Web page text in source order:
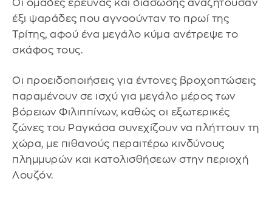
Οι ομάδες έρευνας και διάσωσης αναζητούσαν
έξι ψαράδες που αγνοούνταν το πρωί της
Τρίτης, αφού ένα μεγάλο κύμα ανέτρεψε το
σκάφος τους.
Οι προειδοποιήσεις για έντονες βροχοπτώσεις
παραμένουν σε ισχύ για μεγάλο μέρος των
βόρειων Φιλιππίνων, καθώς οι εξωτερικές
ζώνες του Ραγκάσα συνεχίζουν να πλήττουν τη
χώρα, με πιθανούς περαιτέρω κινδύνους
πλημμυρών και κατολισθήσεων στην περιοχή
Λουζόν.